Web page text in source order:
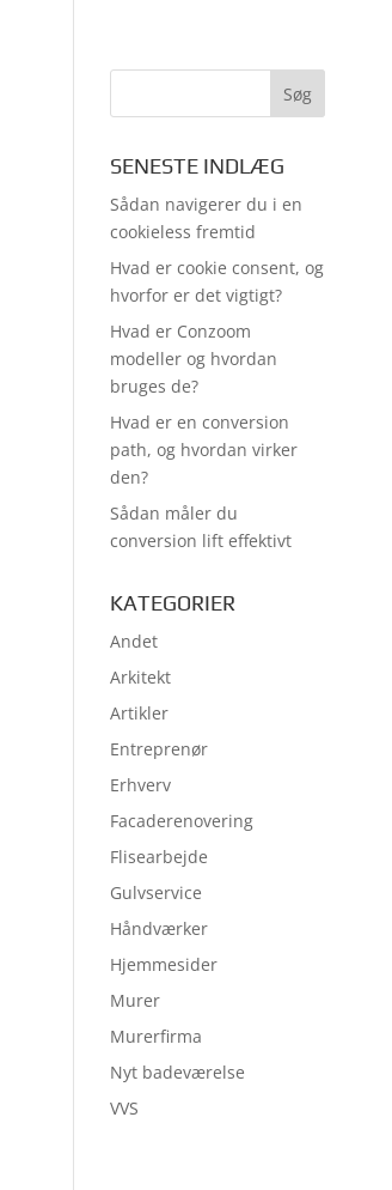
SENESTE INDLÆG
Sådan navigerer du i en
cookieless fremtid
Hvad er cookie consent, og
hvorfor er det vigtigt?
Hvad er Conzoom
modeller og hvordan
bruges de?
Hvad er en conversion
path, og hvordan virker
den?
Sådan måler du
conversion lift effektivt
KATEGORIER
Andet
Arkitekt
Artikler
Entreprenør
Erhverv
Facaderenovering
Flisearbejde
Gulvservice
Håndværker
Hjemmesider
Murer
Murerfirma
Nyt badeværelse
VVS